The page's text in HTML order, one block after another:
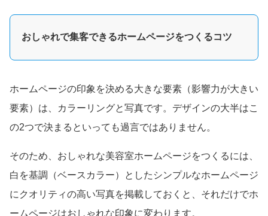
おしゃれで集客できるホームページをつくるコツ
ホームページの印象を決める大きな要素（影響力が大きい
要素）は、カラーリングと写真です。デザインの大半はこ
の2つで決まるといっても過言ではありません。
そのため、おしゃれな美容室ホームページをつくるには、
白を基調（ベースカラー）としたシンプルなホームページ
にクオリティの高い写真を掲載しておくと、それだけでホ
ームページはおしゃれな印象に変わります。